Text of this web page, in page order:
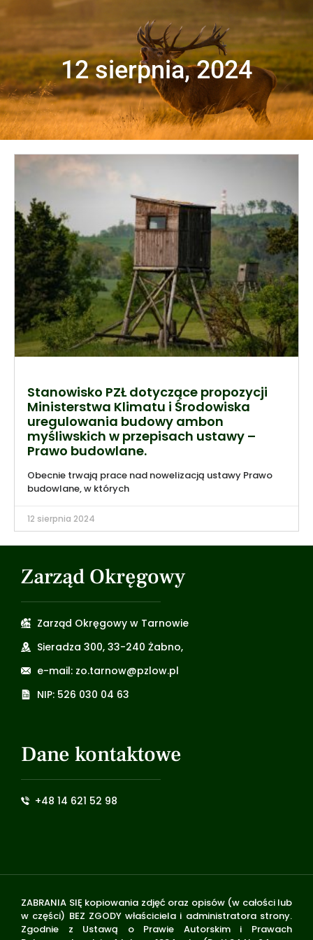
12 sierpnia, 2024
Stanowisko PZŁ dotyczące propozycji
Ministerstwa Klimatu i Środowiska
uregulowania budowy ambon
myśliwskich w przepisach ustawy –
Prawo budowlane.
Obecnie trwają prace nad nowelizacją ustawy Prawo
budowlane, w których
12 sierpnia 2024
Zarząd Okręgowy
Zarząd Okręgowy w Tarnowie
Sieradza 300, 33-240 Żabno,
e-mail: zo.tarnow@pzlow.pl
NIP: 526 030 04 63
Dane kontaktowe
+48 14 621 52 98
ZABRANIA SIĘ kopiowania zdjęć oraz opisów (w całości lub
w części) BEZ ZGODY właściciela i administratora strony.
Zgodnie z Ustawą o Prawie Autorskim i Prawach